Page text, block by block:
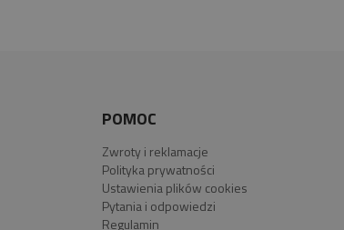
POMOC
Zwroty i reklamacje
Polityka prywatności
Ustawienia plików cookies
Pytania i odpowiedzi
Regulamin